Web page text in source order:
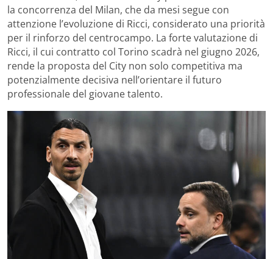
la concorrenza del Milan, che da mesi segue con
attenzione l’evoluzione di Ricci, considerato una priorità
per il rinforzo del centrocampo. La forte valutazione di
Ricci, il cui contratto col Torino scadrà nel giugno 2026,
rende la proposta del City non solo competitiva ma
potenzialmente decisiva nell’orientare il futuro
professionale del giovane talento.